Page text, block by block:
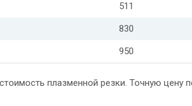
511
830
950
плазменной резки. Точную цену